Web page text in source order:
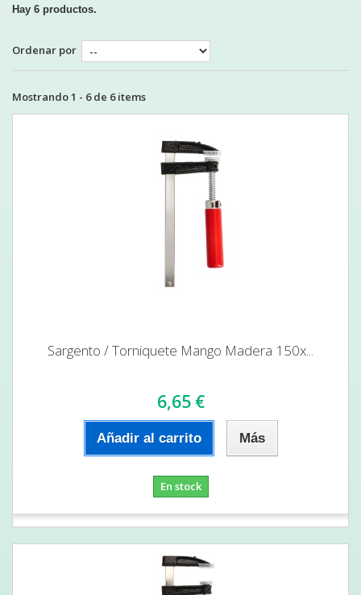
Hay 6 productos.
Ordenar por
Mostrando 1 - 6 de 6 items
Sargento / Torniquete Mango Madera 150x...
6,65 €
Añadir al carrito Más
En stock